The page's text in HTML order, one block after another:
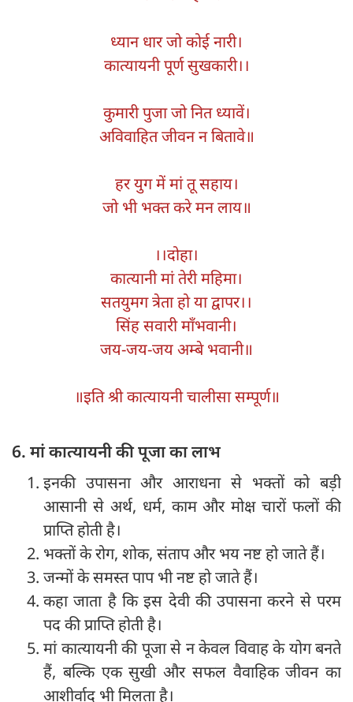
ध्यान धार जो कोई नारी।
कात्यायनी पूर्ण सुखकारी।।
कुमारी पुजा जो नित ध्यावें।
अविवाहित जीवन न बितावे॥
हर युग में मां तू सहाय।
जो भी भक्त करे मन लाय॥
।।दोहा।
कात्यानी मां तेरी महिमा।
सतयुमग त्रेता हो या द्वापर।।
सिंह सवारी माँभवानी।
जय-जय-जय अम्बे भवानी॥
॥इति श्री कात्यायनी चालीसा सम्पूर्ण॥
6. मां कात्यायनी की पूजा का लाभ
इनकी उपासना और आराधना से भक्तों को बड़ी
आसानी से अर्थ, धर्म, काम और मोक्ष चारों फलों की
प्राप्ति होती है।
भक्तों के रोग, शोक, संताप और भय नष्ट हो जाते हैं।
जन्मों के समस्त पाप भी नष्ट हो जाते हैं।
कहा जाता है कि इस देवी की उपासना करने से परम
पद की प्राप्ति होती है।
मां कात्यायनी की पूजा से न केवल विवाह के योग बनते
हैं, बल्कि एक सुखी और सफल वैवाहिक जीवन का
आशीर्वाद भी मिलता है।